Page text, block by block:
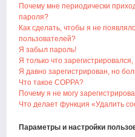
Почему мне периодически
пароля?
Как сделать, чтобы я не
пользователей?
Я забыл пароль!
Я только что
Я давно зарегистрирован, но
Что такое COPPA?
Почему я не могу
Что делает функция «Удалить
Параметры и настройки